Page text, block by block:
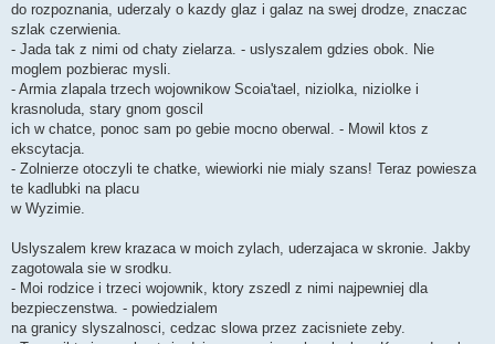
do rozpoznania, uderzaly o kazdy glaz i galaz na swej drodze, znaczac
szlak czerwienia.
- Jada tak z nimi od chaty zielarza. - uslyszalem gdzies obok. Nie
moglem pozbierac mysli.
- Armia zlapala trzech wojownikow Scoia'tael, niziolka, niziolke i
krasnoluda, stary gnom goscil
ich w chatce, ponoc sam po gebie mocno oberwal. - Mowil ktos z
ekscytacja.
- Zolnierze otoczyli te chatke, wiewiorki nie mialy szans! Teraz powiesza
te kadlubki na placu
w Wyzimie.
Uslyszalem krew krazaca w moich zylach, uderzajaca w skronie. Jakby
zagotowala sie w srodku.
- Moi rodzice i trzeci wojownik, ktory zszedl z nimi najpewniej dla
bezpieczenstwa. - powiedzialem
na granicy slyszalnosci, cedzac slowa przez zacisniete zeby.